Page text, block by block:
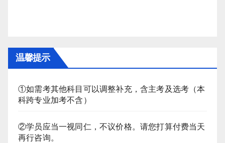
温馨提示
①如需考其他科目可以调整补充，含主考及选考（本
科跨专业加考不含）
②学员应当一视同仁，不议价格。请您打算付费当天
再行咨询。